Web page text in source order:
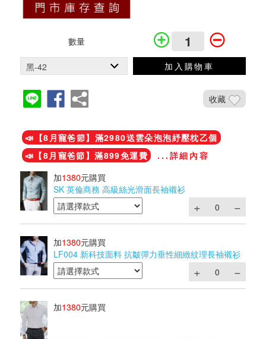
數量
加入購物車
收藏
📣【8月寵爸節】滿2980送雲朵泡泡紓壓枕乙個
📣【8月寵爸節】滿899免運費
...詳細內容
加1380元購買
SK 英倫商務 高級絲光滑面長袖襯衫
加1380元購買
LF004 新科技面料 抗皺彈力垂性細緻紋理長袖襯衫
加1380元購買